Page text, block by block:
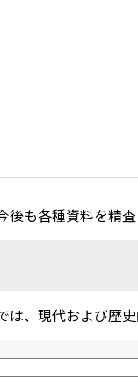
後も各種資料を精
は、現代および歴